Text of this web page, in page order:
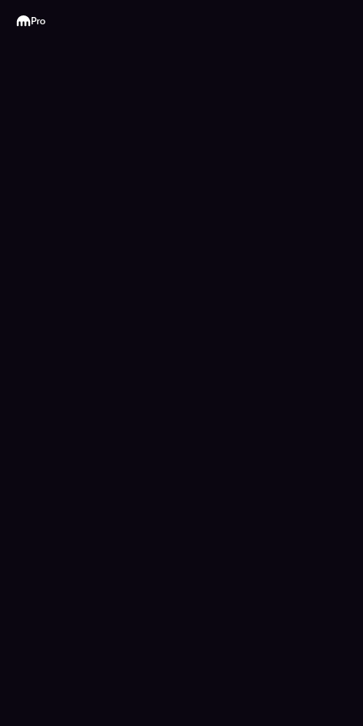
Kraken
Pro